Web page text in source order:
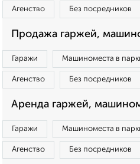
Агенство Без посредников
Продажа гаржей,
Гаражи Машиноместа в
Агенство Без посредников
Аренда гаржей,
Гаражи Машиноместа в
Агенство Без посредников